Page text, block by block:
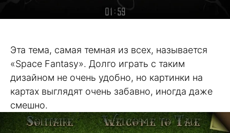
Эта тема, самая темная из всех, называется
«Space Fantasy». Долго играть с таким
дизайном не очень удобно, но картинки на
картах выглядят очень забавно, иногда даже
смешно.